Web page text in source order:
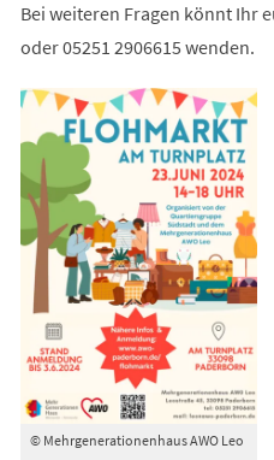
Bei weiteren Fragen könnt Ihr
oder 05251 2906615 wenden.
© Mehrgenerationenhaus AWO Leo